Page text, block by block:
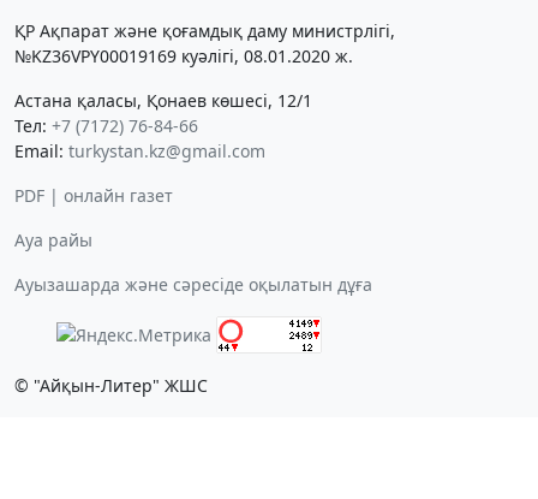
ҚР Ақпарат және қоғамдық даму министрлігі,
№KZ36VPY00019169 куәлігі, 08.01.2020 ж.
Астана қаласы, Қонаев көшесі, 12/1
Тел: +7 (7172) 76-84-66
Email: turkystan.kz@gmail.com
PDF | онлайн газет
Ауа райы
Ауызашарда және сәресіде оқылатын дұға
© "Айқын-Литер" ЖШС